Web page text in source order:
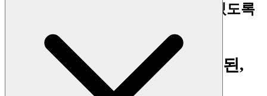
당신의 유산을 쌓는 데 집중할 수 있도록
4. 플레이어에 대한 존중: 엄선된,
품질 우선의 세상